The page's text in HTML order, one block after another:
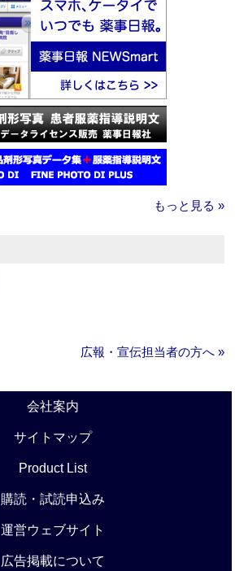
もっと見る »
広報・宣伝担当者の方へ »
会社案内
サイトマップ
Product List
購読・試読申込み
運営ウェブサイト
広告掲載について